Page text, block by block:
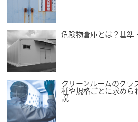
危険物倉庫とは？基準
クリーンルームのクラ
種や規格ごとに求めら
説